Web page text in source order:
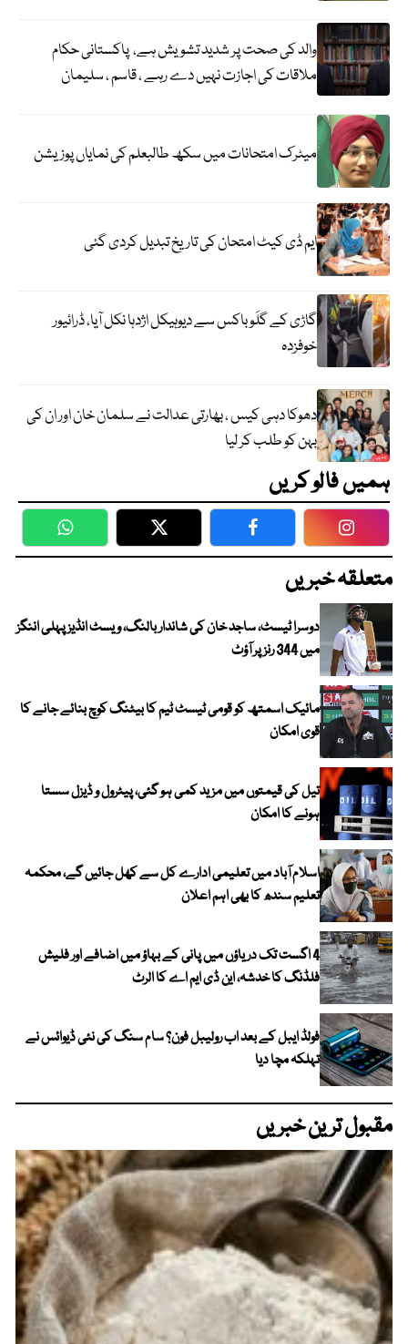
والد کی صحت پر شدید تشویش ہے، پاکستانی حکام
ملاقات کی اجازت نہیں دے رہے ، قاسم ، سلیمان
میٹرک امتحانات میں سکھ طالبعلم کی نمایاں پوزیشن
ایم ڈی کیٹ امتحان کی تاریخ تبدیل کردی گئی
گاڑی کے گلَو باکس سے دیوہیکل اژدہا نکل آیا، ڈرائیور
خوفزدہ
دھوکا دہی کیس ، بھارتی عدالت نے سلمان خان اور ان کی
بہن کو طلب کر لیا
ہمیں فالو کریں
WhatsApp Twitter Facebook
متعلقہ خبریں
دوسرا ٹیسٹ، ساجد خان کی شاندار بالنگ، ویسٹ انڈیز پہلی اننگز
میں 344 رنز پر آؤٹ
مائیک اسمتھ کو قومی ٹیسٹ ٹیم کا بیٹنگ کوچ بنائے جانے کا
قوی امکان
تیل کی قیمتوں میں مزید کمی ہو گئی، پیٹرول و ڈیزل سستا
ہونے کا امکان
اسلام آباد میں تعلیمی ادارے کل سے کھل جائیں گے، محکمہ
تعلیم سندھ کا بھی اہم اعلان
4 اگست تک دریاؤں میں پانی کے بہاؤ میں اضافے اور فلیش
فلڈنگ کا خدشہ، این ڈی ایم اے کا الرٹ
فولڈ ایبل کے بعد اب رولیبل فون؟ سام سنگ کی نئی ڈیوائس نے
تہلکہ مچا دیا
مقبول ترین خبریں